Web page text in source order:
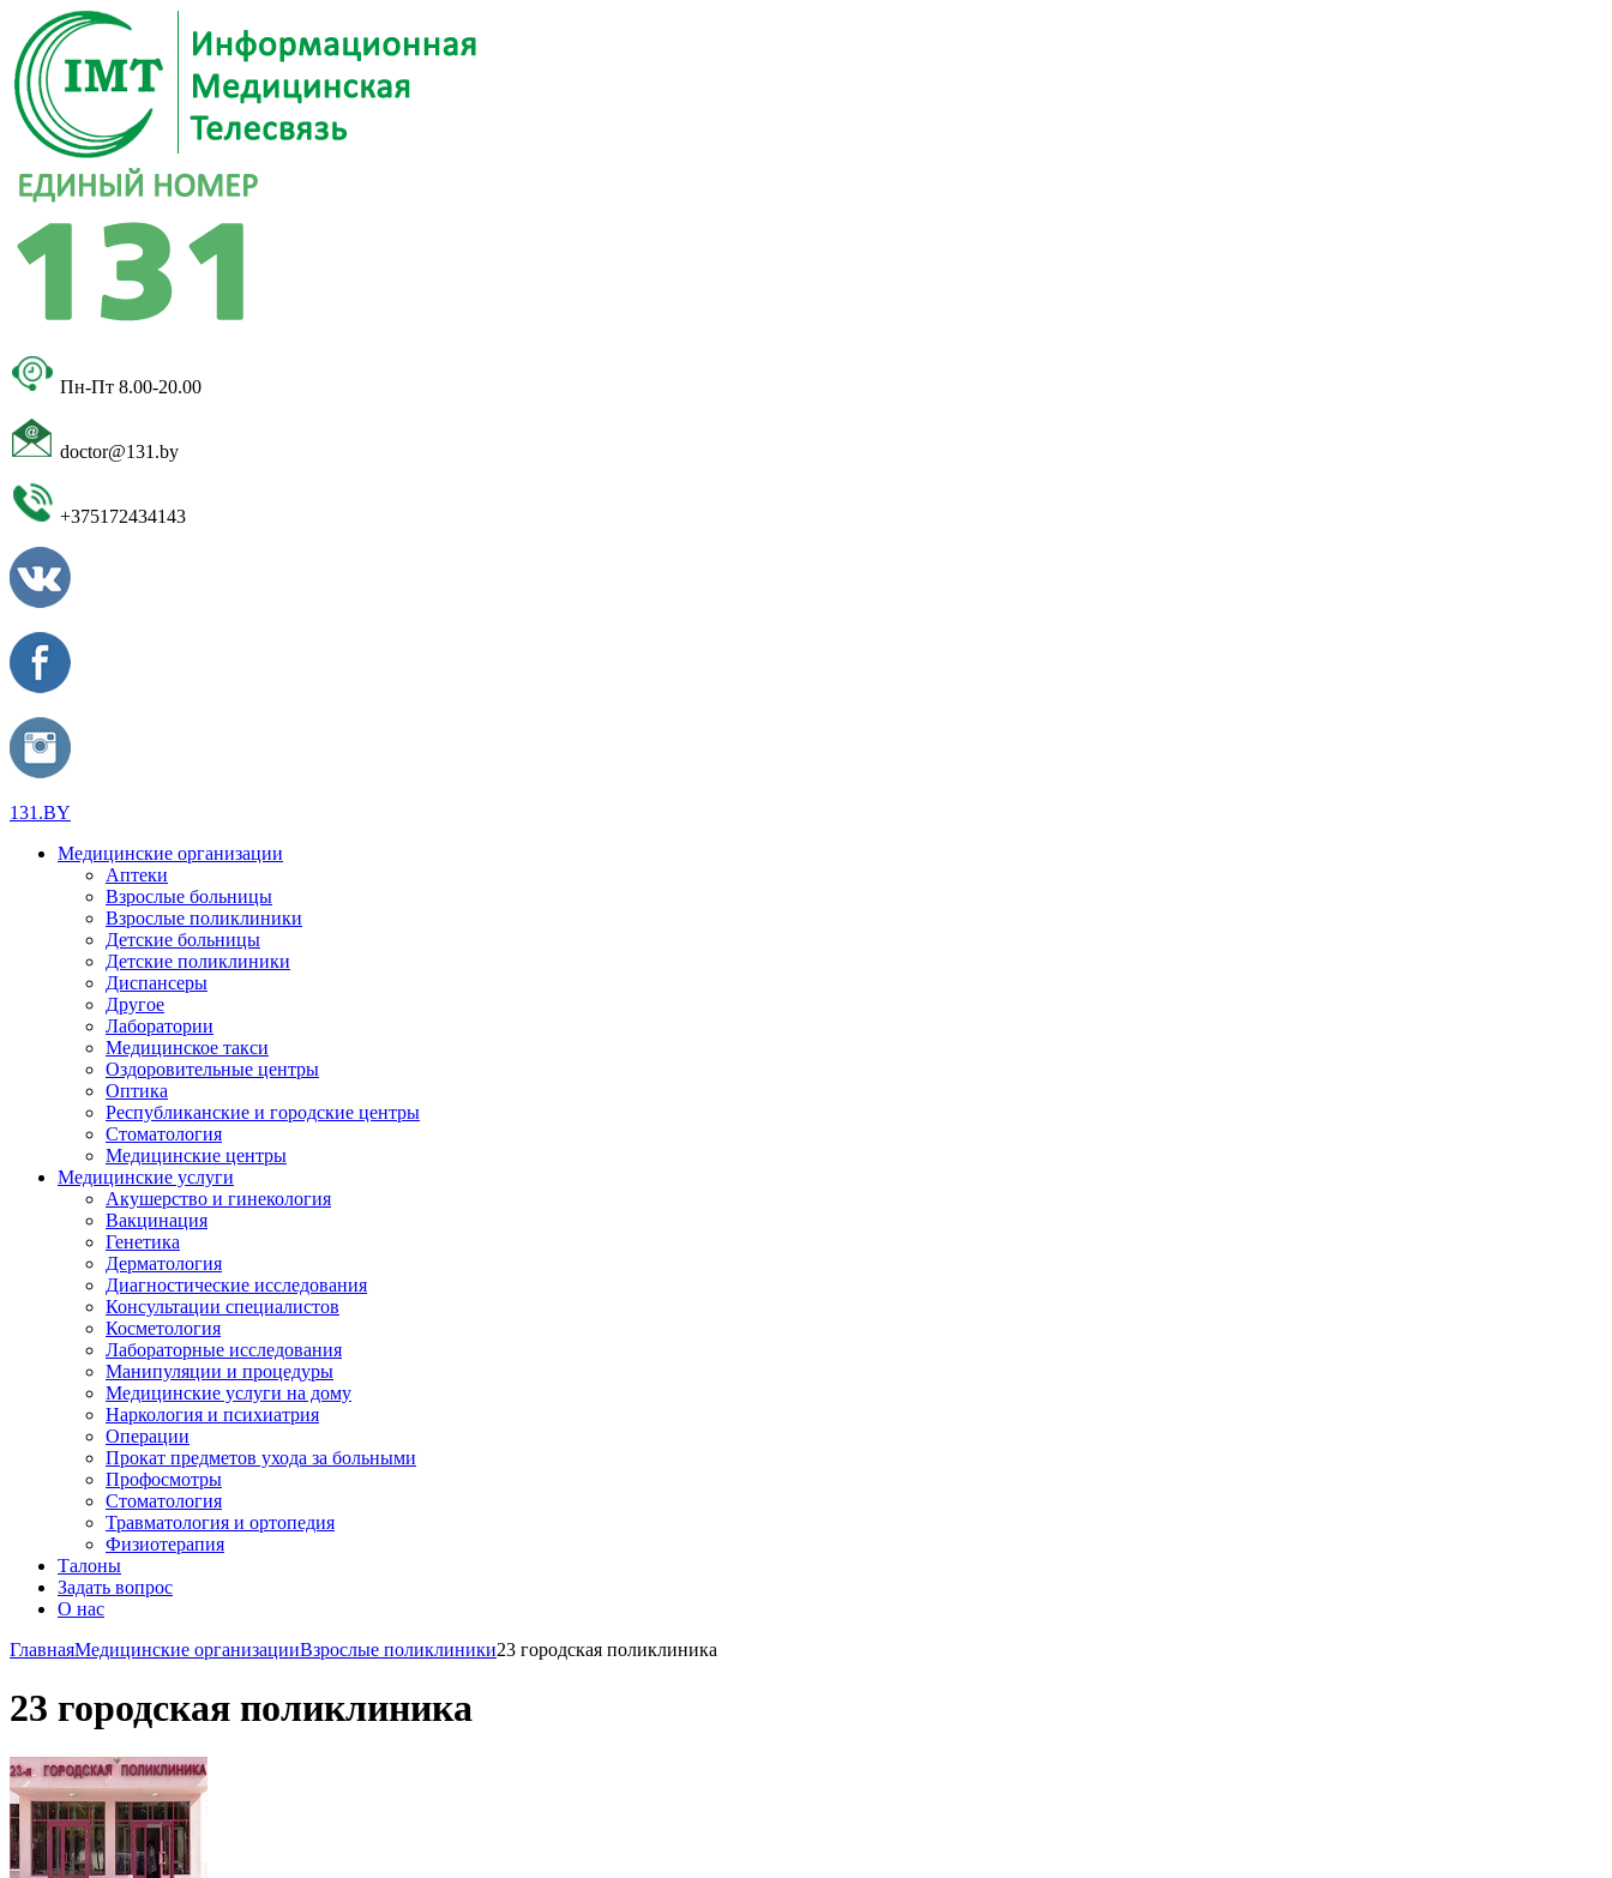
Пн-Пт 8.00-20.00
doctor@131.by
+375172434143
131.BY
Медицинские организации
Аптеки
Взрослые больницы
Взрослые поликлиники
Детские больницы
Детские поликлиники
Диспансеры
Другое
Лаборатории
Медицинское такси
Оздоровительные центры
Оптика
Республиканские и городские центры
Стоматология
Медицинские центры
Медицинские услуги
Акушерство и гинекология
Вакцинация
Генетика
Дерматология
Диагностические исследования
Консультации специалистов
Косметология
Лабораторные исследования
Манипуляции и процедуры
Медицинские услуги на дому
Наркология и психиатрия
Операции
Прокат предметов ухода за больными
Профосмотры
Стоматология
Травматология и ортопедия
Физиотерапия
Талоны
Задать вопрос
О нас
ГлавнаяМедицинские организацииВзрослые поликлиники23 городская поликлиника
23 городская поликлиника